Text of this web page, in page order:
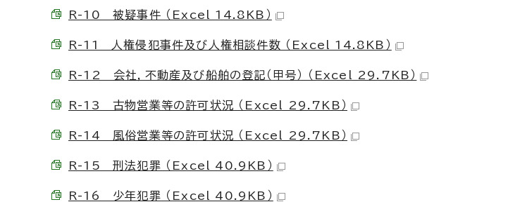
R-10 被疑事件 （Excel 14.8KB）
R-11 人権侵犯事件及び人権相談件数 （Excel 14.8KB）
R-12 会社，不動産及び船舶の登記（甲号） （Excel 29.7KB）
R-13 古物営業等の許可状況 （Excel 29.7KB）
R-14 風俗営業等の許可状況 （Excel 29.7KB）
R-15 刑法犯罪 （Excel 40.9KB）
R-16 少年犯罪 （Excel 40.9KB）